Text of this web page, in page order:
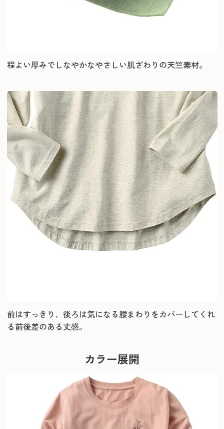
程よい厚みでしなやかなやさしい肌ざわりの天竺素材。
前はすっきり、後ろは気になる腰まわりをカバーしてくれ
る前後差のある丈感。
カラー展開